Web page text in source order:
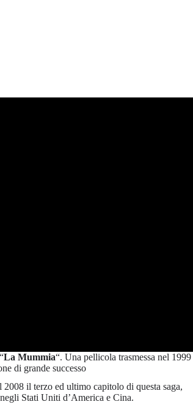
La Mummia“. Una pellicola trasmessa nel 1999
di grande successo
il terzo ed ultimo capitolo di questa saga,
Stati Uniti d’America e Cina.